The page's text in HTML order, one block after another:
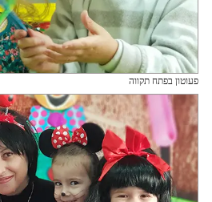
פעוטון בפתח תקווה